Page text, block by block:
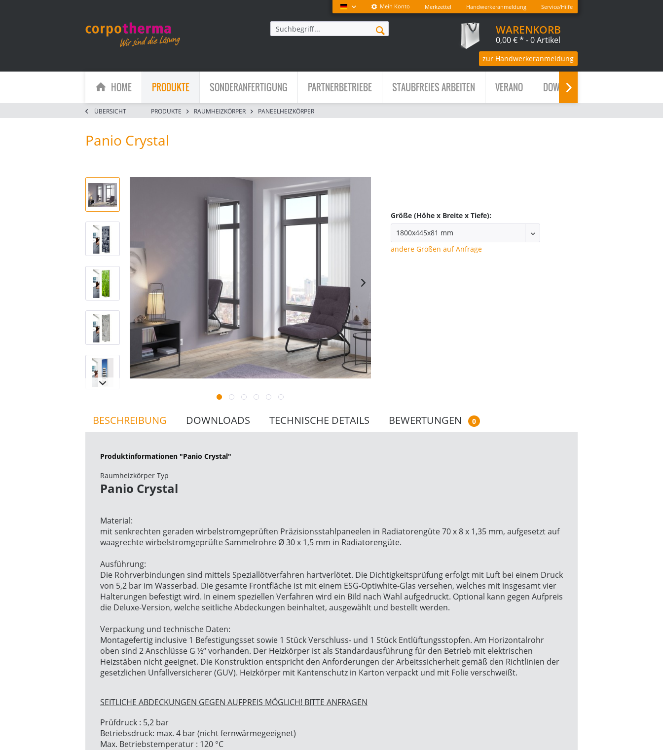
Deutsch Mein Konto Merkzettel Handwerkeranmeldung Service/Hilfe
WARENKORB
0,00 € *- 0 Artikel
zur Handwerkeranmeldung
HOME PRODUKTE SONDERANFERTIGUNG PARTNERBETRIEBE STAUBFREIES ARBEITEN VERANO DOWNLOADS

ÜBERSICHT PRODUKTE RAUMHEIZKÖRPER PANEELHEIZKÖRPER
Panio Crystal
Größe (Höhe x Breite x Tiefe):
andere Größen auf Anfrage
BESCHREIBUNG DOWNLOADS TECHNISCHE DETAILS BEWERTUNGEN 0
Produktinformationen "Panio Crystal"
Raumheizkörper Typ
Panio Crystal
Material:
mit senkrechten geraden wirbelstromgeprüften Präzisionsstahlpaneelen in Radiatorengüte 70 x 8 x 1,35 mm, aufgesetzt auf
waagrechte wirbelstromgeprüfte Sammelrohre Ø 30 x 1,5 mm in Radiatorengüte.
Ausführung:
Die Rohrverbindungen sind mittels Speziallötverfahren hartverlötet. Die Dichtigkeitsprüfung erfolgt mit Luft bei einem Druck
von 5,2 bar im Wasserbad. Die gesamte Frontfläche ist mit einem ESG-Optiwhite-Glas versehen, welches mit insgesamt vier
Halterungen befestigt wird. In einem speziellen Verfahren wird ein Bild nach Wahl aufgedruckt. Optional kann gegen Aufpreis
die Deluxe-Version, welche seitliche Abdeckungen beinhaltet, ausgewählt und bestellt werden.
Verpackung und technische Daten:
Montagefertig inclusive 1 Befestigungsset sowie 1 Stück Verschluss- und 1 Stück Entlüftungsstopfen. Am Horizontalrohr
oben sind 2 Anschlüsse G ½“ vorhanden. Der Heizkörper ist als Standardausführung für den Betrieb mit elektrischen
Heizstäben nicht geeignet. Die Konstruktion entspricht den Anforderungen der Arbeitssicherheit gemäß den Richtlinien der
gesetzlichen Unfallversicherer (GUV). Heizkörper mit Kantenschutz in Karton verpackt und mit Folie verschweißt.
SEITLICHE ABDECKUNGEN GEGEN AUFPREIS MÖGLICH! BITTE ANFRAGEN
Prüfdruck : 5,2 bar
Betriebsdruck: max. 4 bar (nicht fernwärmegeeignet)
Max. Betriebstemperatur : 120 °C